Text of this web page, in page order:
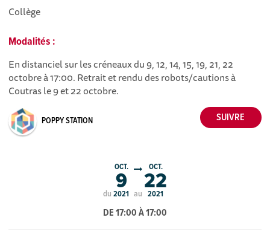
Collège
Modalités :
En distanciel sur les créneaux du 9, 12, 14, 15, 19, 21, 22
octobre à 17:00. Retrait et rendu des robots/cautions à
Coutras le 9 et 22 octobre.
POPPY STATION
du
OCT.
9
2021 au
OCT.
22
2021
DE 17:00 À 17:00